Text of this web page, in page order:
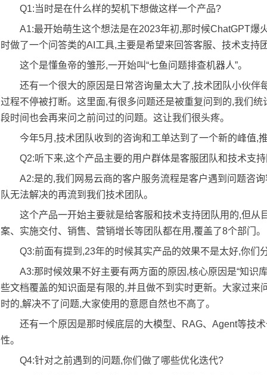
Q1:当时是在什么样的契机下想做这样一个产品?
A1:最开始萌生这个想法是在2023年初,那时候ChatGPT爆
时做了一个问答类的AI工具,主要是希望来回答客服、技术支持
这个是懂鱼帝的雏形,一开始叫“七鱼问题排查机器人”。
还有一个很大的原因是日常咨询量太大了,技术团队小伙
过程不停被打断。这里面,有很多问题还是被重复问到的,我们
段时间也会再来问之前问过的问题。这让我们很头疼。
今年5月,技术团队收到的咨询和工单达到了一个新的峰值,
Q2:听下来,这个产品主要的用户群体是客服团队和技术支
A2:是的,我们网易云商的客户服务流程是客户遇到问题
队无法解决的再流到我们技术团队。
这个产品一开始主要就是给客服和技术支持团队用的,但
案、实施交付、销售、营销增长等团队都在用,覆盖了8个部门。
Q3:前面有提到,23年的时候其实产品的效果不是太好,你们
A3:那时候效果不好主要有两方面的原因,核心原因是“知识
些文档覆盖的知识面是有限的,并且做不到实时更新。大家过
时的,解决不了问题,大家使用的意愿自然也不高了。
还有一个原因是那时候底层的大模型、RAG、Agent等技
性。
Q4:针对之前遇到的问题,你们做了哪些优化迭代?